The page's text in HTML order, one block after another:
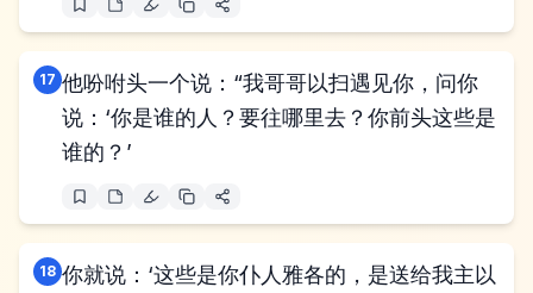
17 他吩咐头一个说：“我哥哥以扫遇见你，问你
说：‘你是谁的人？要往哪里去？你前头这些是
谁的？’
18 你就说：‘这些是你仆人雅各的，是送给我主以